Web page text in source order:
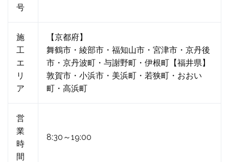
号
施
工
エ
リ
ア
【京都府】
舞鶴市・綾部市・福知山市・宮津市・京丹後
市・京丹波町・与謝野町・伊根町【福井県】
敦賀市・小浜市・美浜町・若狭町・おおい
町・高浜町
営
業
時
間
8:30～19:00